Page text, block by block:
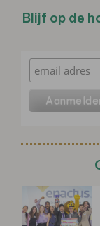
Blijf op de